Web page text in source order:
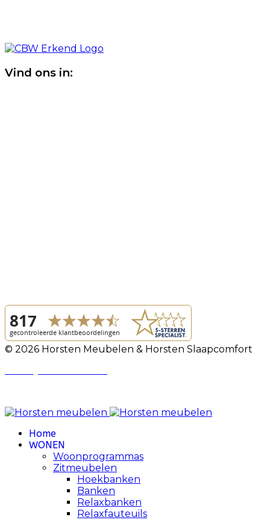
Vind ons in:
© 2026 Horsten Meubelen & Horsten Slaapcomfort
Home
WONEN
Woonprogrammas
Zitmeubelen
Hoekbanken
Banken
Relaxbanken
Relaxfauteuils